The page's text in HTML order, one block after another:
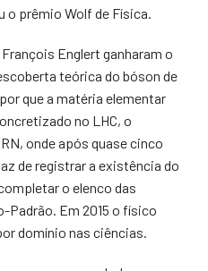
o prêmio Wolf de Física.
Englert ganharam o
teórica do bóson de
que a matéria elementar
no LHC, o
onde após quase cinco
de registrar a existência do
o elenco das
Padrão. Em 2015 o físico
domínio nas ciências.